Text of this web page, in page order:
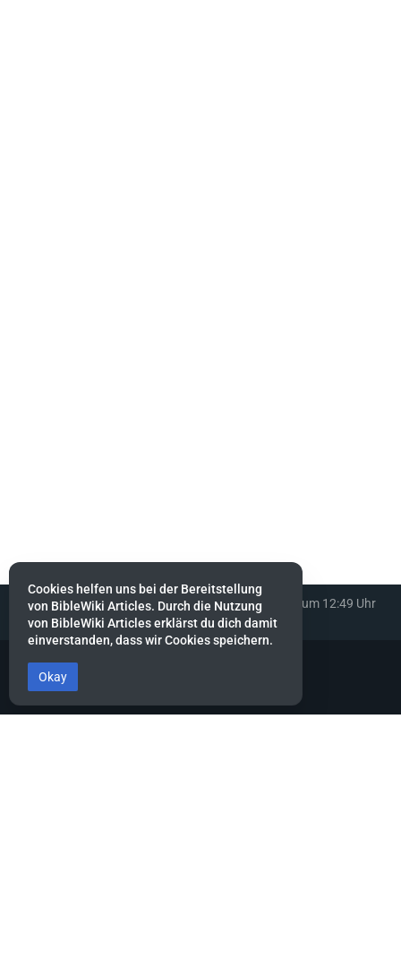
Cookies helfen uns bei der Bereitstellung
von BibleWiki Articles. Durch die Nutzung
von BibleWiki Articles erklärst du dich damit
einverstanden, dass wir Cookies speichern.
Okay
Diese Seite wurde zuletzt am 8. Oktober 2022 um 12:49 Uhr
bearbeitet.
BibleWiki Articles